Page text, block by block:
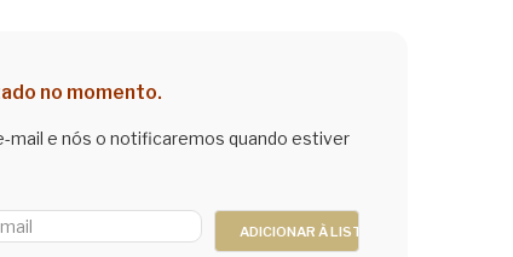
e –
m
Per
no momento.
mail e nós o notificaremos quando estiver